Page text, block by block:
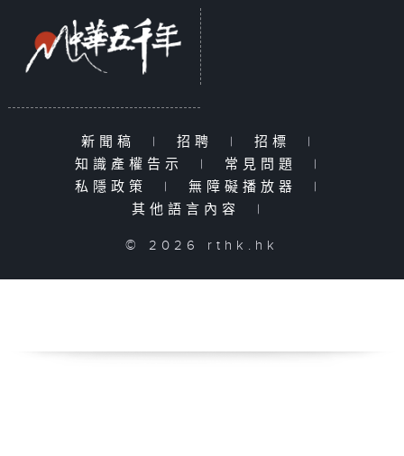
新聞稿 | 招聘 | 招標
|
知識產權告示
| 常見問題
|
私隱政策
| 無障礙播放器
|
其他語言內容
|
© 2026 rthk.hk